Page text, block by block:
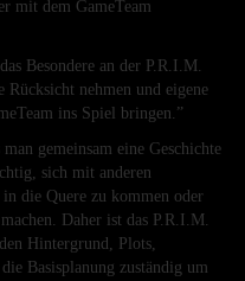
mit dem GameTeam
Besondere an der P.R.I.M.
Rücksicht nehmen und eigene
ins Spiel bringen.”
gemeinsam eine Geschichte
sich mit anderen
die Quere zu kommen oder
Daher ist das P.R.I.M.
Hintergrund, Plots,
Basisplanung zuständig um